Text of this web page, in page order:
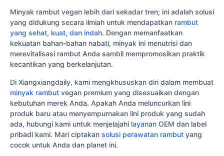
Minyak rambut vegan lebih dari sekadar tren; ini adalah solusi
yang didukung secara ilmiah untuk mendapatkan rambut
yang sehat, kuat, dan indah. Dengan memanfaatkan
kekuatan bahan-bahan nabati, minyak ini menutrisi dan
merevitalisasi rambut Anda sambil mempromosikan praktik
kecantikan yang berkelanjutan.
Di Xiangxiangdaily, kami mengkhususkan diri dalam membuat
minyak rambut vegan premium yang disesuaikan dengan
kebutuhan merek Anda. Apakah Anda meluncurkan lini
produk baru atau menyempurnakan lini produk yang sudah
ada, hubungi kami untuk menjelajahi layanan OEM dan label
pribadi kami. Mari ciptakan solusi perawatan rambut yang
cocok untuk Anda dan planet ini.